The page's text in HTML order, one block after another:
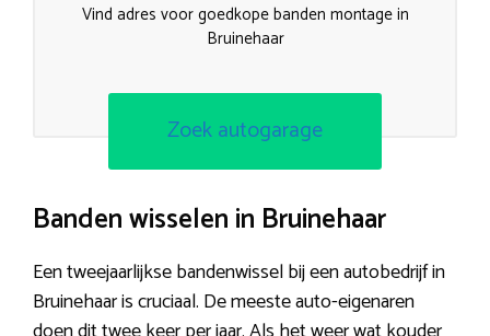
Vind adres voor goedkope banden montage in
Bruinehaar
Zoek autogarage
Banden wisselen in Bruinehaar
Een tweejaarlijkse bandenwissel bij een autobedrijf in
Bruinehaar is cruciaal. De meeste auto-eigenaren